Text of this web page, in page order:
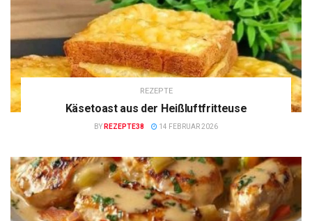
REZEPTE
Käsetoast aus der Heißluftfritteuse
BY REZEPTE38 14 FEBRUAR 2026